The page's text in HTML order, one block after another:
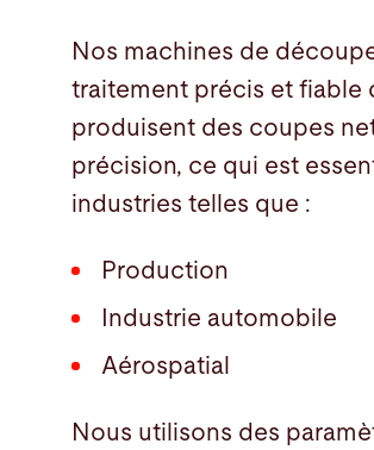
Nos machines de
traitement précis et fiable
produisent des coupes
précision, ce qui est
industries telles que :
Production
Industrie automobile
Aérospatial
Nous utilisons des